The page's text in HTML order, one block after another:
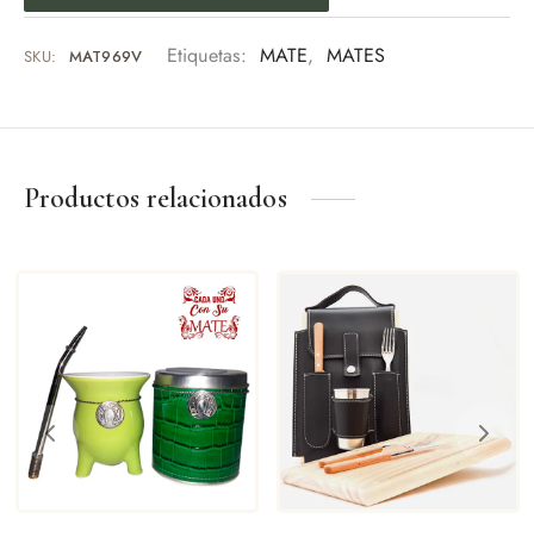
Una pieza pensada para quienes valoran los detalles y la
SKU: MAT969V Etiquetas: MATE, MATES
Productos relacionados